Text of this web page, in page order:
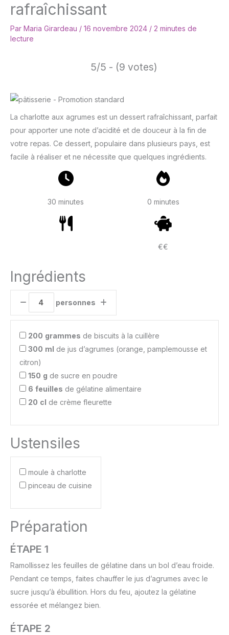
rafraîchissant
Par Maria Girardeau / 16 novembre 2024 / 2 minutes de
lecture
5/5 - (9 votes)
La charlotte aux agrumes est un dessert rafraîchissant, parfait
pour apporter une note d’acidité et de douceur à la fin de
votre repas. Ce dessert, populaire dans plusieurs pays, est
facile à réaliser et ne nécessite que quelques ingrédients.
30 minutes 0 minutes
€€
Ingrédients
personnes
200 grammes de biscuits à la cuillère
300 ml de jus d’agrumes (orange, pamplemousse et
citron)
150 g de sucre en poudre
6 feuilles de gélatine alimentaire
20 cl de crème fleurette
Ustensiles
moule à charlotte
pinceau de cuisine
Préparation
ÉTAPE 1
Ramollissez les feuilles de gélatine dans un bol d’eau froide.
Pendant ce temps, faites chauffer le jus d’agrumes avec le
sucre jusqu’à ébullition. Hors du feu, ajoutez la gélatine
essorée et mélangez bien.
ÉTAPE 2